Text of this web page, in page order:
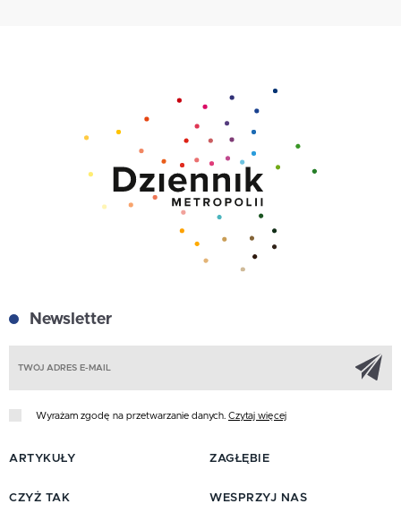
Newsletter
Wyrażam zgodę na przetwarzanie danych. Czytaj więcej
ARTYKUŁY
CZYŻ TAK
ZAGŁĘBIE
WESPRZYJ NAS